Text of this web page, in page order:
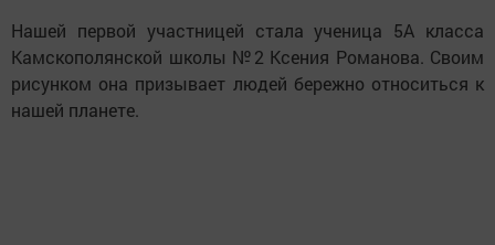
Нашей первой участницей стала ученица 5А класса
Камскополянской школы №2 Ксения Романова. Своим
рисунком она призывает людей бережно относиться к
нашей планете.